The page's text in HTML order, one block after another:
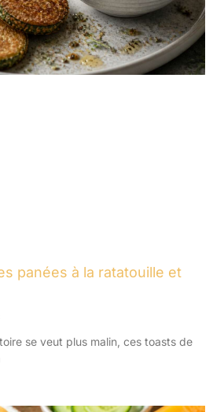
panées à la ratatouille et
se veut plus malin, ces toasts de